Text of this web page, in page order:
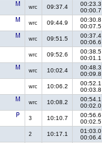
wrc 09:37.4
00:23.3
00:00.7
wrc 09:44.9
00:30.8
00:07.5
wrc 09:51.5
00:37.4
00:06.6
wrc 09:52.6
00:38.5
00:01.1
wrc 10:02.4
00:48.3
00:09.8
wrc 10:06.2
00:52.1
00:03.8
wrc 10:08.2
00:54.1
00:02.0
3 10:10.7
00:56.6
00:02.5
2 10:17.1
01:03.0
00:06.4